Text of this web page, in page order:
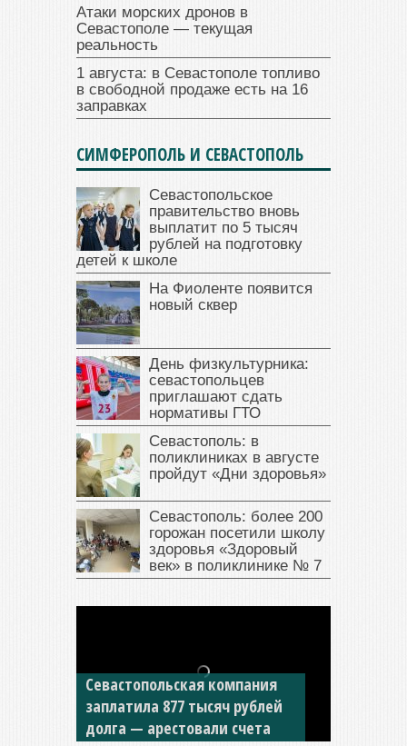
Атаки морских дронов в
Севастополе — текущая
реальность
1 августа: в Севастополе топливо
в свободной продаже есть на 16
заправках
СИМФЕРОПОЛЬ И СЕВАСТОПОЛЬ
Севастопольское
правительство вновь
выплатит по 5 тысяч
рублей на подготовку
детей к школе
На Фиоленте появится
новый сквер
День физкультурника:
севастопольцев
приглашают сдать
нормативы ГТО
Севастополь: в
поликлиниках в августе
пройдут «Дни здоровья»
Севастополь: более 200
горожан посетили школу
здоровья «Здоровый
век» в поликлинике № 7
Севастопольская компания
заплатила 877 тысяч рублей
долга — арестовали счета